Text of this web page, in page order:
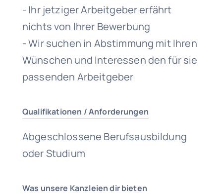
- Ihr jetziger Arbeitgeber erfährt
nichts von Ihrer Bewerbung
- Wir suchen in Abstimmung mit Ihren
Wünschen und Interessen den für sie
passenden Arbeitgeber
Qualifikationen / Anforderungen
Abgeschlossene Berufsausbildung
oder Studium
Was unsere Kanzleien dir bieten